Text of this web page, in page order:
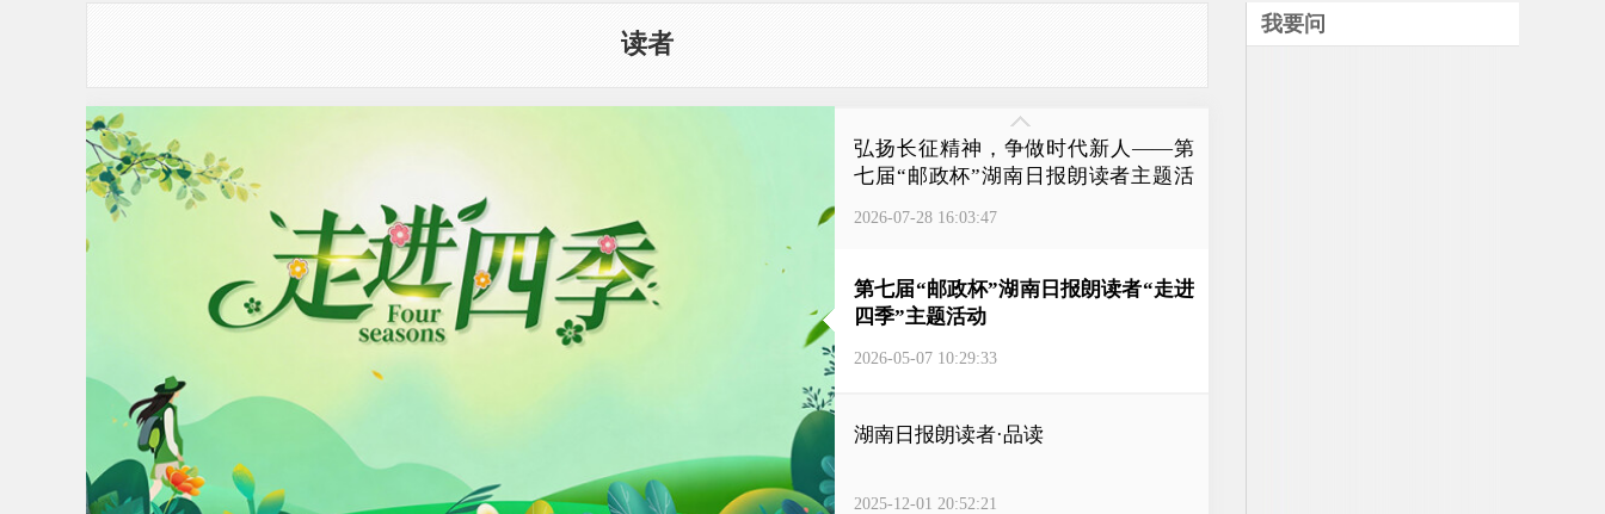
读者
弘扬长征精神，争做时代新人——第
七届“邮政杯”湖南日报朗读者主题活
2026-07-28 16:03:47
第七届“邮政杯”湖南日报朗读者“走进
四季”主题活动
2026-05-07 10:29:33
湖南日报朗读者·品读
2025-12-01 20:52:21
我要问